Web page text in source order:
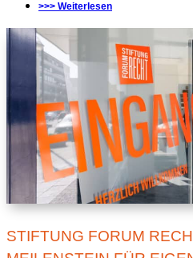
>>> Weiterlesen
STIFTUNG FORUM